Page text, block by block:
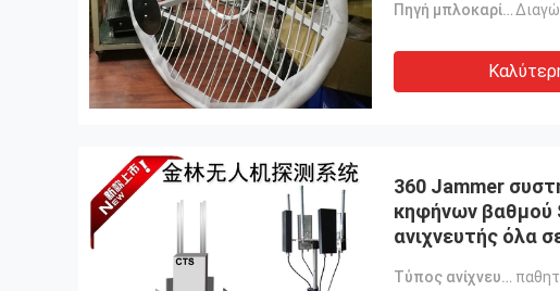
Πηγή μπλοκαρίσματος:
360 Jammer
κηφήνων βαθμού
ανιχνευτής όλα
Τύπος ανίχνευσης: